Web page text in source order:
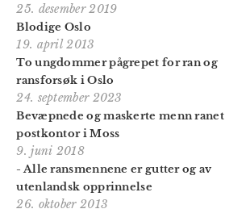
25. desember 2019
Blodige Oslo
19. april 2013
To ungdommer pågrepet for ran og
ransforsøk i Oslo
24. september 2023
Bevæpnede og maskerte menn ranet
postkontor i Moss
9. juni 2018
- Alle ransmennene er gutter og av
utenlandsk opprinnelse
26. oktober 2013